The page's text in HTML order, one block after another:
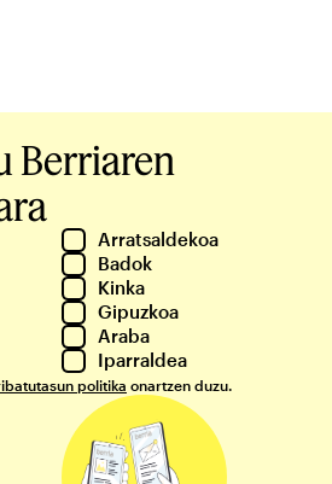
Berriaren
Arratsaldekoa
Badok
Kinka
Gipuzkoa
Araba
Iparraldea
politika onartzen duzu.